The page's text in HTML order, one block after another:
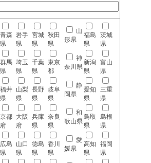
青森
県
岩手
県
宮城
県
秋田
県
山
形県
福島
県
茨城
県
群馬
県
埼玉
県
千葉
県
東京
都
神
奈川県
新潟
県
富山
県
福井
県
山梨
県
長野
県
岐阜
県
静
岡県
愛知
県
三重
県
京都
府
大阪
府
兵庫
県
奈良
県
和
歌山県
鳥取
県
島根
県
広島
県
山口
県
徳島
県
香川
県
愛
媛県
高知
県
福岡
県